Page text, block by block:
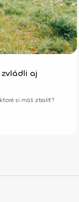
aj
si máš zbaliť?